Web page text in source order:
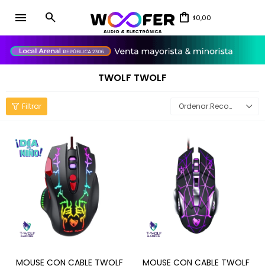
menu $0,00
TWOLF TWOLF
Recomendados
MOUSE CON CABLE TWOLF
MOUSE CON CABLE TWOLF
close